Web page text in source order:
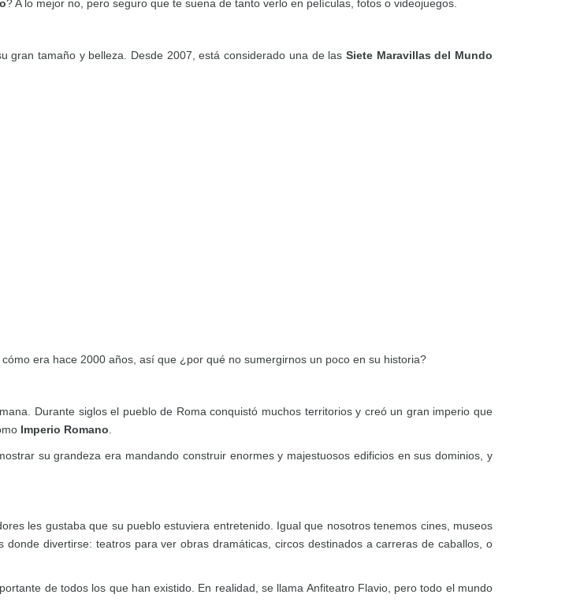
? A lo mejor no, pero seguro que te suena de tanto verlo en películas, fotos o videojuegos.
gran tamaño y belleza. Desde 2007, está considerado una de las Siete Maravillas del Mundo
era hace 2000 años, así que ¿por qué no sumergirnos un poco en su historia?
Durante siglos el pueblo de Roma conquistó muchos territorios y creó un gran imperio que
Imperio Romano
su grandeza era mandando construir enormes y majestuosos edificios en sus dominios, y
les gustaba que su pueblo estuviera entretenido. Igual que nosotros tenemos cines, museos
divertirse: teatros para ver obras dramáticas, circos destinados a carreras de caballos, o
de todos los que han existido. En realidad, se llama Anfiteatro Flavio, pero todo el mundo